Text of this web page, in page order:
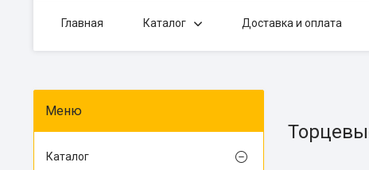
Главная Каталог Доставка и оплата
Каталог